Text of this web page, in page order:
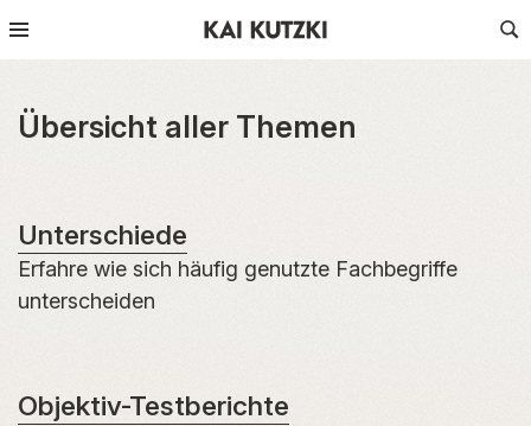
Übersicht aller Themen
Unterschiede
Erfahre wie sich häufig genutzte Fachbegriffe
unterscheiden
Objektiv-Testberichte